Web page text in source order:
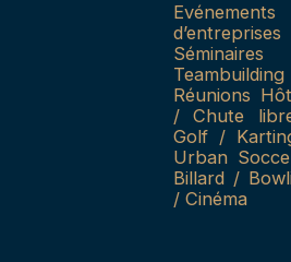
Evénements
Réunions
/ Chute
Golf /
Urban
Billard /
/ Cinéma